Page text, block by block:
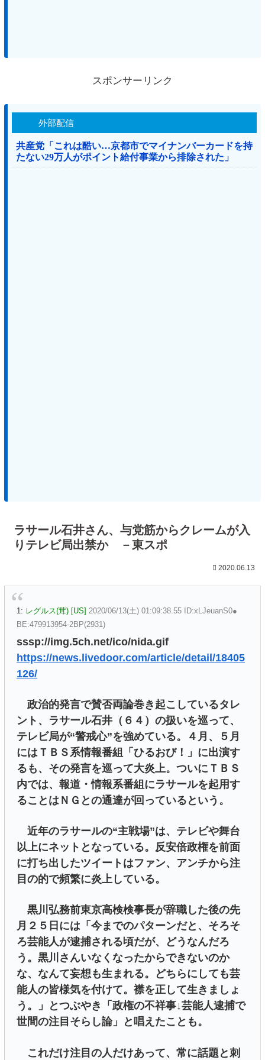
スポンサーリンク
外部配信
共産党「これは酷い…京都市でマイナンバーカードを持
たない29万人がポイント給付事業から排除された」
ラサール石井さん、与党筋からクレームが入
りテレビ局出禁か －東スポ
2020.06.13
1: レグルス(茸) [US] 2020/06/13(土) 01:09:38.55 ID:xLJeuanS0●
BE:479913954-2BP(2931)
sssp://img.5ch.net/ico/nida.gif
https://news.livedoor.com/article/detail/18405
126/
政治的発言で賛否両論巻き起こしているタレ
ント、ラサール石井（６４）の扱いを巡って、
テレビ局が“警戒心”を強めている。４月、５月
にはＴＢＳ系情報番組「ひるおび！」に出演す
るも、その発言を巡って大炎上。ついにＴＢＳ
内では、報道・情報系番組にラサールを起用す
ることはＮＧとの通達が回っているという。
近年のラサールの“主戦場”は、テレビや舞台
以上にネットとなっている。反安倍政権を前面
に打ち出したツイートはファン、アンチから注
目の的で頻繁に炎上している。
黒川弘務前東京高検検事長が辞職した後の先
月２５日には「今までのパターンだと、そろそ
ろ芸能人が逮捕される頃だが、どうなんだろ
う。黒川さんいなくなったからできないのか
な、なんて妄想も生まれる。どちらにしても芸
能人の皆様気を付けて。襟を正して生きましょ
う。」とつぶやき「政権の不祥事↓芸能人逮捕で
世間の注目そらし論」と唱えたことも。
これだけ注目の人だけあって、常に話題と刺